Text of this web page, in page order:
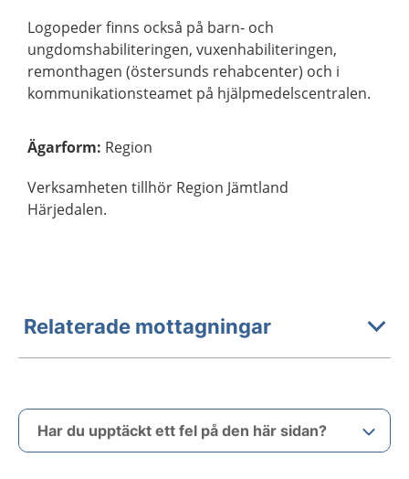
Logopeder finns också på barn- och
ungdomshabiliteringen, vuxenhabiliteringen,
remonthagen (östersunds rehabcenter) och i
kommunikationsteamet på hjälpmedelscentralen.
Ägarform: Region
Verksamheten tillhör Region Jämtland
Härjedalen.
Relaterade mottagningar
Har du upptäckt ett fel på den här sidan?